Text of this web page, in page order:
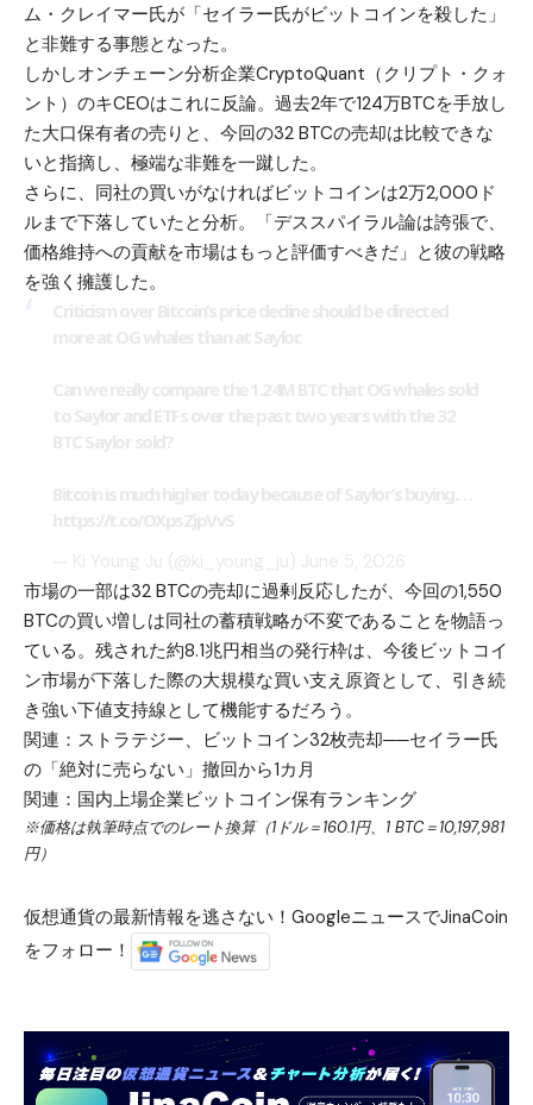
ム・クレイマー氏が「セイラー氏がビットコインを殺した」
と非難する事態となった。
しかしオンチェーン分析企業CryptoQuant（クリプト・クォ
ント）のキCEOはこれに反論。過去2年で124万BTCを手放し
た大口保有者の売りと、今回の32 BTCの売却は比較できな
いと指摘し、極端な非難を一蹴した。
さらに、同社の買いがなければビットコインは2万2,000ド
ルまで下落していたと分析。「デススパイラル論は誇張で、
価格維持への貢献を市場はもっと評価すべきだ」と彼の戦略
を強く擁護した。
市場の一部は32 BTCの売却に過剰反応したが、今回の1,550
BTCの買い増しは同社の蓄積戦略が不変であることを物語っ
ている。残された約8.1兆円相当の発行枠は、今後ビットコイ
ン市場が下落した際の大規模な買い支え原資として、引き続
き強い下値支持線として機能するだろう。
関連： ストラテジー、ビットコイン32枚売却──セイラー氏
の「絶対に売らない」撤回から1カ月
関連： 国内上場企業ビットコイン保有ランキング
※価格は執筆時点でのレート換算（1ドル＝160.1円、1 BTC＝10,197,981
円）
仮想通貨の最新情報を逃さない！GoogleニュースでJinaCoin
をフォロー！